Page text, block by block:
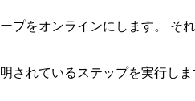
プをオンラインにします。
明されているステップを実行し